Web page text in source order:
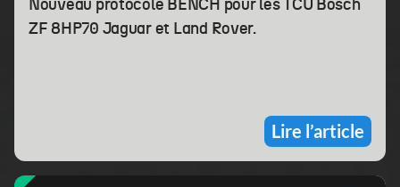
Nouveau protocole BENCH pour les TCU Bosch
ZF 8HP70 Jaguar et Land Rover.
Lire l’article